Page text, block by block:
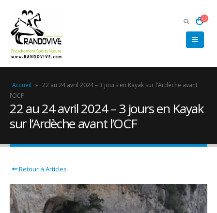
Accueil » 22 au 24 avril 2024 – 3 jours en Kayak sur l’Ardèche avant
l’OCF
22 au 24 avril 2024 – 3 jours en Kayak
sur l’Ardèche avant l’OCF
Retour à Articles